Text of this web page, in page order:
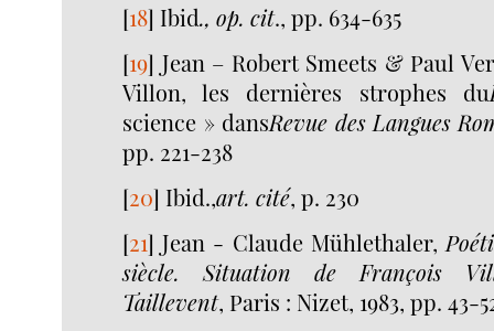
[18] Ibid., op. cit., pp. 634-635
[19] Jean – Robert Smeets & Paul
Villon, les dernières strophes du
science » dansRevue des Langues
pp. 221-238
[20] Ibid.,art. cité, p. 230
[21]Jean - Claude Mühlethaler,
siècle. Situation de François
Taillevent, Paris : Nizet, 1983, pp. 43-